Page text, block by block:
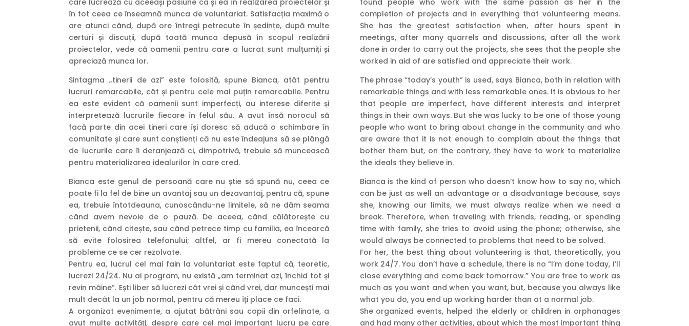
în tot ceea ce înseamnă munca de voluntariat. Satisfacția maximă o
are atunci când, după ore întregi petrecute în ședințe, după multe
certuri și discuții, după toată munca depusă în scopul realizării
proiectelor, vede că oamenii pentru care a lucrat sunt mulțumiți și
apreciază munca lor.
Sintagma „tinerii de azi” este folosită, spune Bianca, atât pentru
lucruri remarcabile, cât și pentru cele mai puțin remarcabile. Pentru
ea este evident că oamenii sunt imperfecți, au interese diferite și
interpretează lucrurile fiecare în felul său. A avut însă norocul să
facă parte din acei tineri care își doresc să aducă o schimbare în
comunitate și care sunt conștienți că nu este îndeajuns să se plângă
de lucrurile care îi deranjează ci, dimpotrivă, trebuie să muncească
pentru materializarea idealurilor în care cred.
Bianca este genul de persoană care nu știe să spună nu, ceea ce
poate fi la fel de bine un avantaj sau un dezavantaj, pentru că, spune
ea, trebuie întotdeauna, cunoscându-ne limitele, să ne dăm seama
când avem nevoie de o pauză. De aceea, când călătorește cu
prietenii, când citește, sau când petrece timp cu familia, ea încearcă
să evite folosirea telefonului; altfel, ar fi mereu conectată la
probleme ce se cer rezolvate.
Pentru ea, lucrul cel mai fain la voluntariat este faptul că, teoretic,
lucrezi 24/24. Nu ai program, nu există „am terminat azi, închid tot și
revin mâine”. Ești liber să lucrezi cât vrei și când vrei, dar muncești mai
mult decât la un job normal, pentru că mereu îți place ce faci.
A organizat evenimente, a ajutat bătrâni sau copii din orfelinate, a
avut multe activități, despre care cel mai important lucru pe care
completion of projects and in everything that volunteering means.
She has the greatest satisfaction when, after hours spent in
meetings, after many quarrels and discussions, after all the work
done in order to carry out the projects, she sees that the people she
worked in aid of are satisfied and appreciate their work.
The phrase “today’s youth” is used, says Bianca, both in relation with
remarkable things and with less remarkable ones. It is obvious to her
that people are imperfect, have different interests and interpret
things in their own ways. But she was lucky to be one of those young
people who want to bring about change in the community and who
are aware that it is not enough to complain about the things that
bother them but, on the contrary, they have to work to materialize
the ideals they believe in.
Bianca is the kind of person who doesn’t know how to say no, which
can be just as well an advantage or a disadvantage because, says
she, knowing our limits, we must always realize when we need a
break. Therefore, when traveling with friends, reading, or spending
time with family, she tries to avoid using the phone; otherwise, she
would always be connected to problems that need to be solved.
For her, the best thing about volunteering is that, theoretically, you
work 24/7. You don’t have a schedule, there is no “I’m done today, I’ll
close everything and come back tomorrow.” You are free to work as
much as you want and when you want, but, because you always like
what you do, you end up working harder than at a normal job.
She organized events, helped the elderly or children in orphanages
and had many other activities, about which the most important thing